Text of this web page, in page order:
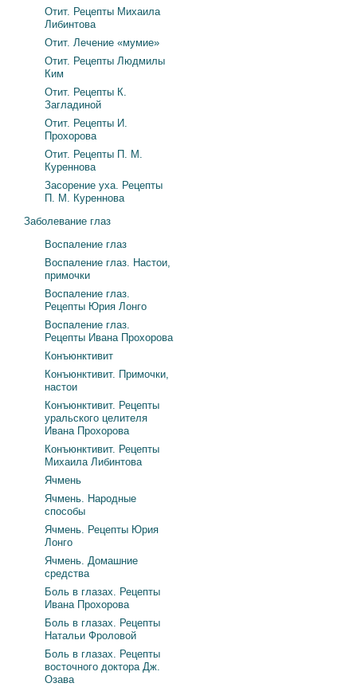
Отит. Рецепты Михаила
Либинтова
Отит. Лечение «мумие»
Отит. Рецепты Людмилы
Ким
Отит. Рецепты К.
Загладиной
Отит. Рецепты И.
Прохорова
Отит. Рецепты П. М.
Куреннова
Засорение уха. Рецепты
П. М. Куреннова
Заболевание глаз
Воспаление глаз
Воспаление глаз. Настои,
примочки
Воспаление глаз.
Рецепты Юрия Лонго
Воспаление глаз.
Рецепты Ивана Прохорова
Конъюнктивит
Конъюнктивит. Примочки,
настои
Конъюнктивит. Рецепты
уральского целителя
Ивана Прохорова
Конъюнктивит. Рецепты
Михаила Либинтова
Ячмень
Ячмень. Народные
способы
Ячмень. Рецепты Юрия
Лонго
Ячмень. Домашние
средства
Боль в глазах. Рецепты
Ивана Прохорова
Боль в глазах. Рецепты
Натальи Фроловой
Боль в глазах. Рецепты
восточного доктора Дж.
Озава